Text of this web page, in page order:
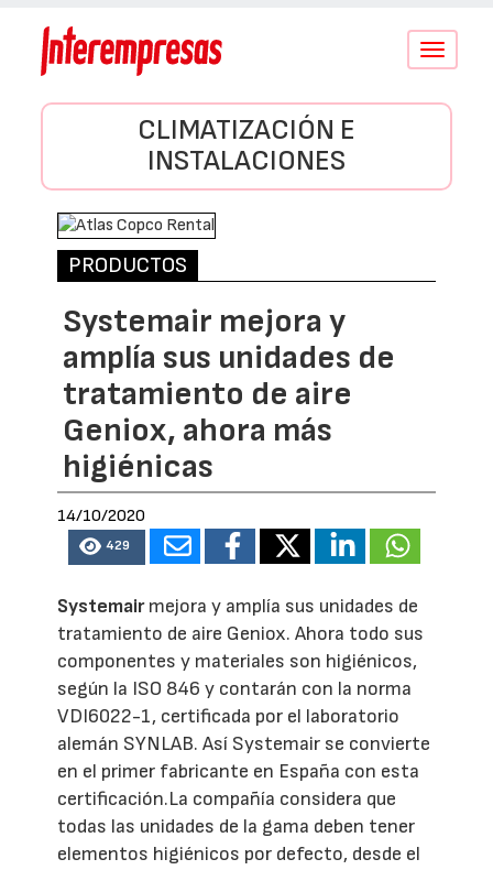
Conmutar
CLIMATIZACIÓN E
INSTALACIONES
PRODUCTOS
Systemair mejora y
amplía sus unidades de
tratamiento de aire
Geniox, ahora más
higiénicas
14/10/2020
429
Systemairmejora y amplía sus unidades de
tratamiento de aire Geniox. Ahora todo sus
componentes y materiales son higiénicos,
según la ISO 846 y contarán con la norma
VDI6022-1, certificada por el laboratorio
alemán SYNLAB. Así Systemair se convierte
en el primer fabricante en España con esta
certificación.La compañía considera que
todas las unidades de la gama deben tener
elementos higiénicos por defecto, desde el